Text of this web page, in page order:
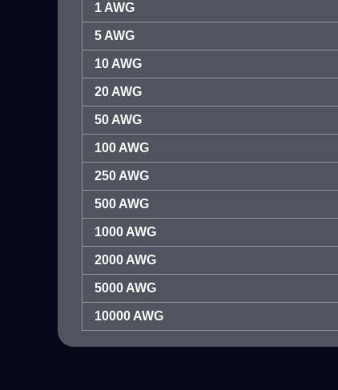
1 AWG
5 AWG
10 AWG
20 AWG
50 AWG
100 AWG
250 AWG
500 AWG
1000 AWG
2000 AWG
5000 AWG
10000 AWG